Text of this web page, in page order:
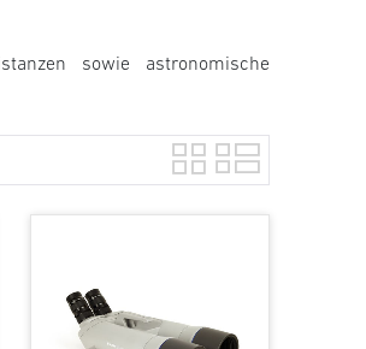
sowie astronomische